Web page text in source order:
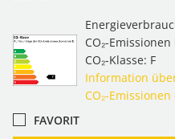
CO₂-
CO₂-Klasse: F
Information
CO₂-
FAVORIT